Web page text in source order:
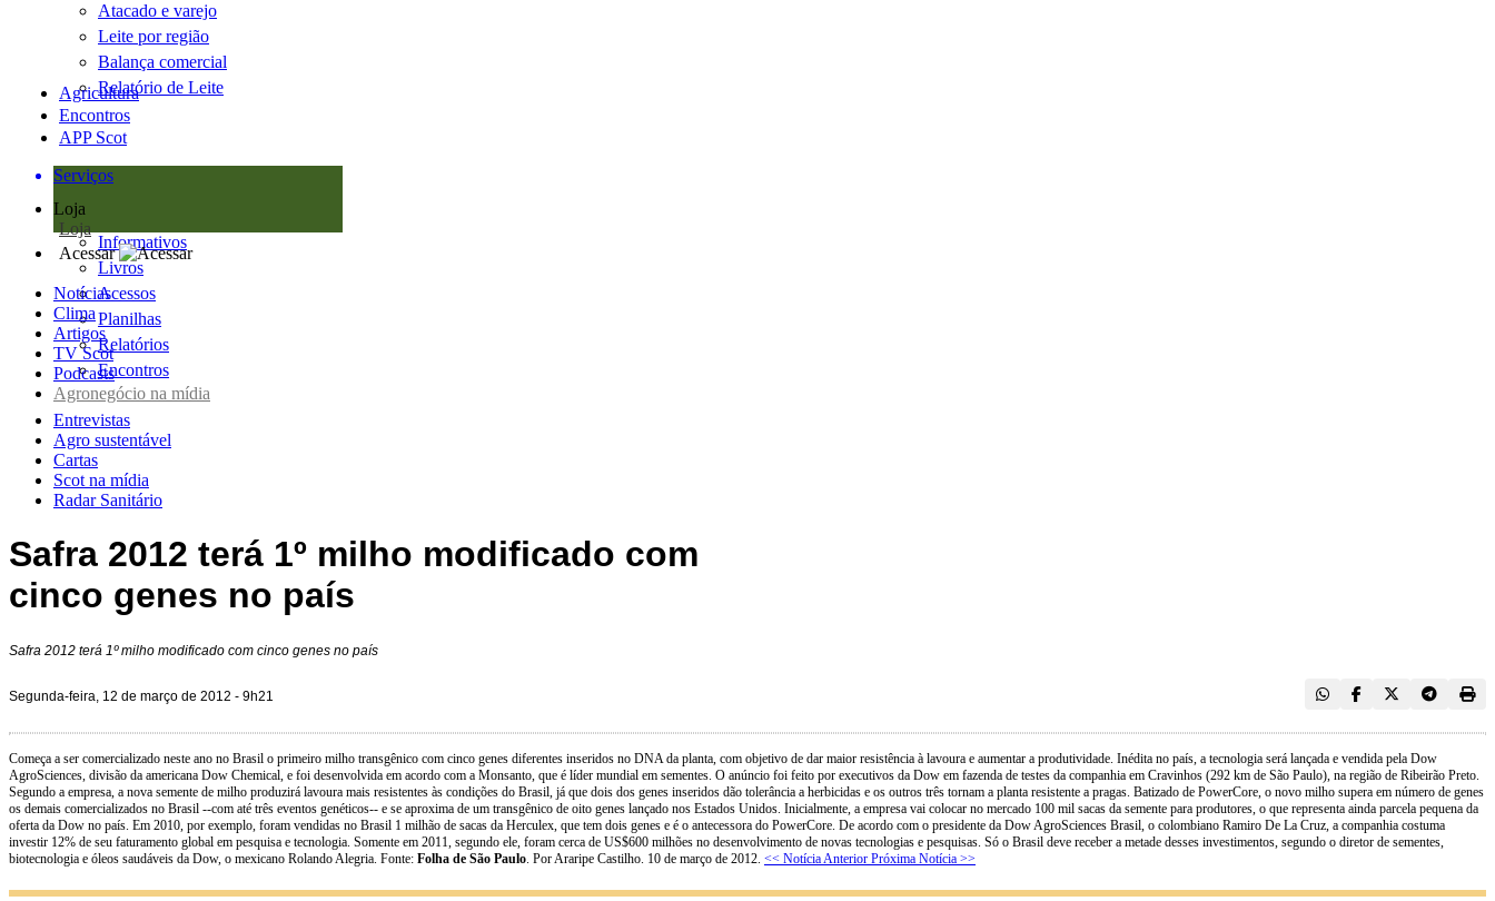
Atacado e varejo
Leite por região
Balança comercial
Relatório de Leite
Agricultura
Encontros
APP Scot
Serviços
Loja
Loja
Informativos
Livros
Acessos
Planilhas
Relatórios
Encontros
Acessar
Notícias
Clima
Artigos
TV Scot
Podcasts
Agronegócio na mídia
Entrevistas
Agro sustentável
Cartas
Scot na mídia
Radar Sanitário
Safra 2012 terá 1º milho modificado com
cinco genes no país
Safra 2012 terá 1º milho modificado com cinco genes no país
Segunda-feira, 12 de março de 2012 - 9h21
Começa a ser comercializado neste ano no Brasil o primeiro milho transgênico com cinco genes diferentes inseridos no DNA da planta, com objetivo de dar maior resistência à lavoura e aumentar a produtividade. Inédita no país, a tecnologia será lançada e vendida pela Dow
AgroSciences, divisão da americana Dow Chemical, e foi desenvolvida em acordo com a Monsanto, que é líder mundial em sementes. O anúncio foi feito por executivos da Dow em fazenda de testes da companhia em Cravinhos (292 km de São Paulo), na região de Ribeirão Preto.
Segundo a empresa, a nova semente de milho produzirá lavoura mais resistentes às condições do Brasil, já que dois dos genes inseridos dão tolerância a herbicidas e os outros três tornam a planta resistente a pragas. Batizado de PowerCore, o novo milho supera em número de genes
os demais comercializados no Brasil --com até três eventos genéticos-- e se aproxima de um transgênico de oito genes lançado nos Estados Unidos. Inicialmente, a empresa vai colocar no mercado 100 mil sacas da semente para produtores, o que representa ainda parcela pequena da
oferta da Dow no país. Em 2010, por exemplo, foram vendidas no Brasil 1 milhão de sacas da Herculex, que tem dois genes e é o antecessora do PowerCore. De acordo com o presidente da Dow AgroSciences Brasil, o colombiano Ramiro De La Cruz, a companhia costuma
investir 12% de seu faturamento global em pesquisa e tecnologia. Somente em 2011, segundo ele, foram cerca de US$600 milhões no desenvolvimento de novas tecnologias e pesquisas. Só o Brasil deve receber a metade desses investimentos, segundo o diretor de sementes,
biotecnologia e óleos saudáveis da Dow, o mexicano Rolando Alegria. Fonte: Folha de São Paulo. Por Araripe Castilho. 10 de março de 2012. << Notícia Anterior Próxima Notícia >>